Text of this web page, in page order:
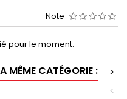
Note
pour le moment.
MÊME CATÉGORIE :
>
<